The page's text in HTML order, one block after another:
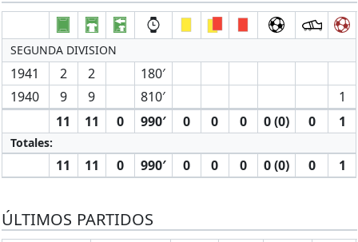
SEGUNDA DIVISION
1941 2 2
180′
1940
9 9 810′
1
11
11 0 990′ 0 0 0 0 (0) 0 1
Totales:
11 11 0 990′ 0 0 0 0 (0) 0 1
ÚLTIMOS PARTIDOS